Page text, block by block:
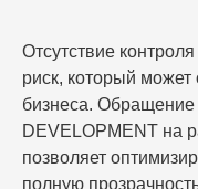
Отсутствие
риск, который может
бизнеса. Обращение
DEVELOPMENT на
позволяет
полную